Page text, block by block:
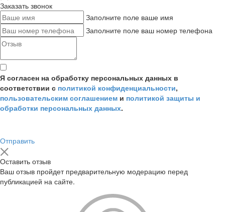
Заказать звонок
Заполните поле ваше имя
Заполните поле ваш номер телефона
Я согласен на обработку персональных данных в
соответствии с политикой конфиденциальности,
пользовательским соглашением и политикой защиты и
обработки персональных данных.
Отправить
Оставить отзыв
Ваш отзыв пройдет предварительную модерацию перед
публикацией на сайте.